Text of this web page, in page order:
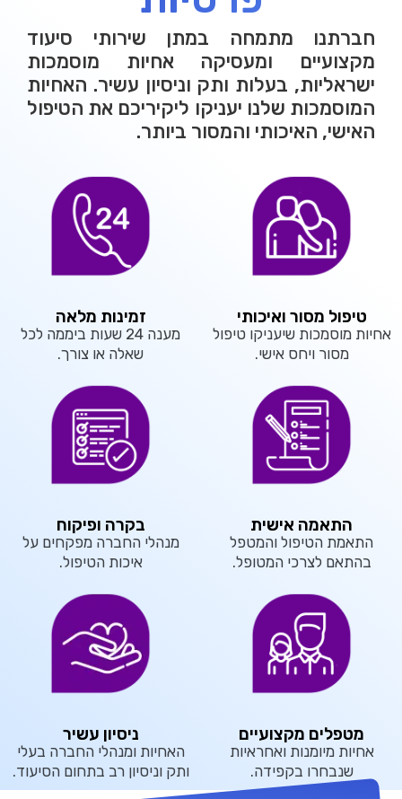
חברתנו מתמחה במתן שירותי סיעוד
מקצועיים ומעסיקה אחיות מוסמכות
ישראליות, בעלות ותק וניסיון עשיר. האחיות
המוסמכות שלנו יעניקו ליקיריכם את הטיפול
האישי, האיכותי והמסור ביותר.
טיפול מסור ואיכותי
אחיות מוסמכות שיעניקו טיפול
מסור ויחס אישי.
זמינות מלאה
מענה 24 שעות ביממה לכל
שאלה או צורך.
התאמה אישית
התאמת הטיפול והמטפל
בהתאם לצרכי המטופל.
בקרה ופיקוח
מנהלי החברה מפקחים על
איכות הטיפול.
מטפלים מקצועיים
אחיות מיומנות ואחראיות
שנבחרו בקפידה.
ניסיון עשיר
האחיות ומנהלי החברה בעלי
ותק וניסיון רב בתחום הסיעוד.